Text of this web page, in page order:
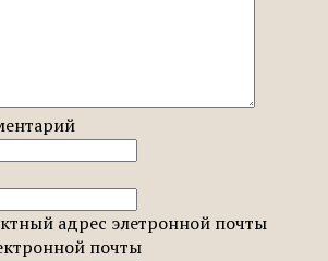
адрес элетронной почты
почты